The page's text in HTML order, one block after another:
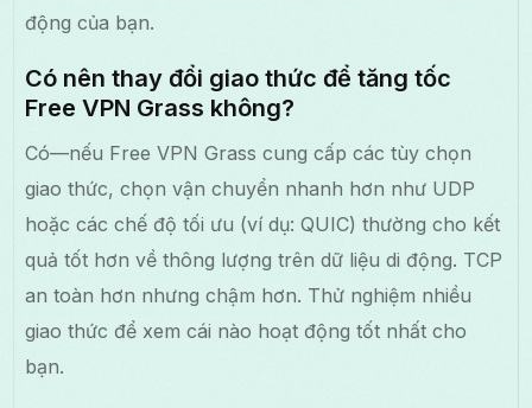
động của bạn.
Có nên thay đổi giao thức để tăng tốc
Free VPN Grass không?
Có—nếu Free VPN Grass cung cấp các tùy chọn
giao thức, chọn vận chuyển nhanh hơn như UDP
hoặc các chế độ tối ưu (ví dụ: QUIC) thường cho kết
quả tốt hơn về thông lượng trên dữ liệu di động. TCP
an toàn hơn nhưng chậm hơn. Thử nghiệm nhiều
giao thức để xem cái nào hoạt động tốt nhất cho
bạn.